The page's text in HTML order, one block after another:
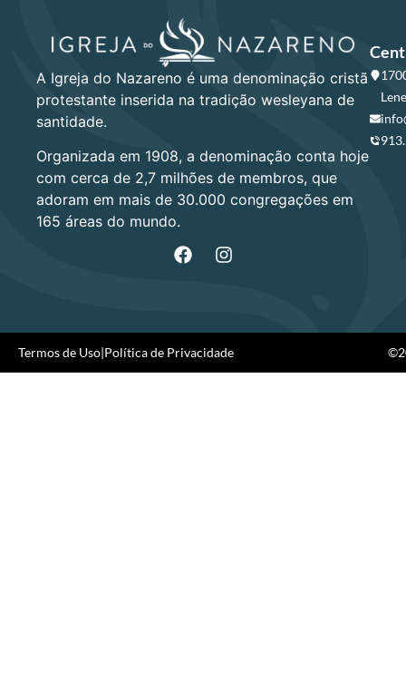
A Igreja do Nazareno é uma denominação cristã
protestante inserida na tradição wesleyana de
santidade.
Organizada em 1908, a denominação conta hoje
com cerca de 2,7 milhões de membros, que
adoram em mais de 30.000 congregações em
165 áreas do mundo.
Termos de Uso|Política de Privacidade